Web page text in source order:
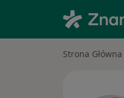
Strona Główna